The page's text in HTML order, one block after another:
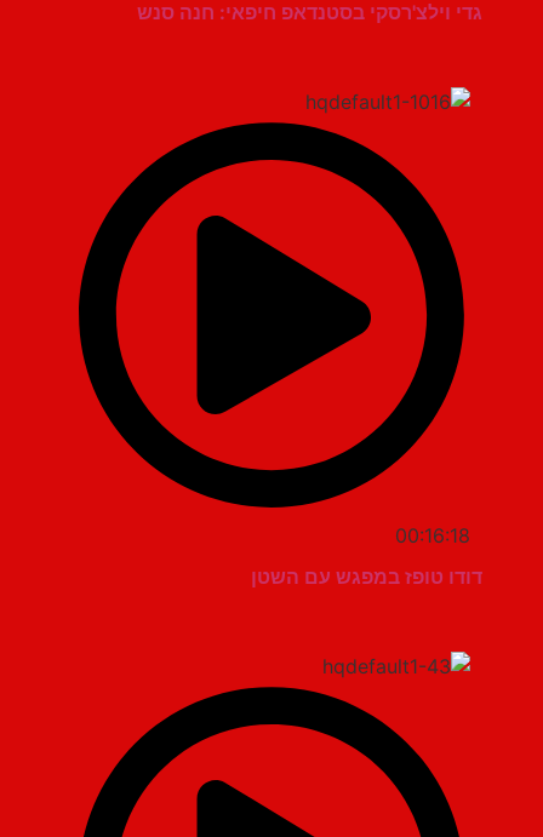
גדי וילצ'רסקי בסטנדאפ חיפאי: חנה סנש
00:16:18
דודו טופז במפגש עם השטן